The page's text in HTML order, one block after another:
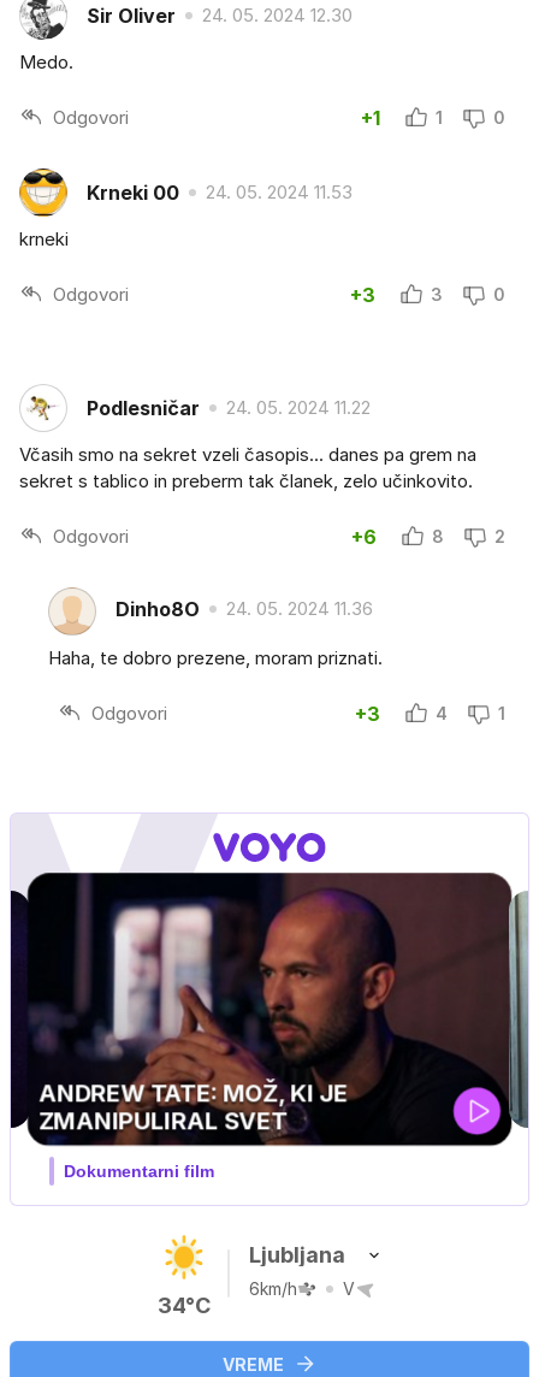
Sir Oliver 24. 05. 2024 12.30
Medo.
Odgovori +1 1 0
Krneki 00 24. 05. 2024 11.53
krneki
Odgovori +3 3 0
Podlesničar 24. 05. 2024 11.22
Včasih smo na sekret vzeli časopis... danes pa grem na
sekret s tablico in preberm tak članek, zelo učinkovito.
Odgovori +6 8 2
Dinho8O 24. 05. 2024 11.36
Haha, te dobro prezene, moram priznati.
Odgovori +3 4 1
MOJ PRIJATELJ PINGVIN
Film meseca / družinski, pustolovski
34°C
Ljubljana
6km/h V
VREME